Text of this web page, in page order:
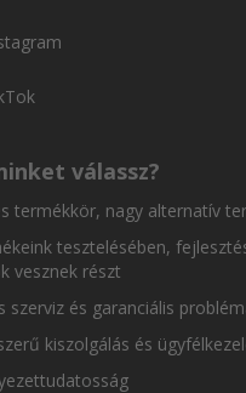
válassz?
termékkör, nagy alternatív
tesztelésében,
vesznek részt
szerviz és garanciális
kiszolgálás és